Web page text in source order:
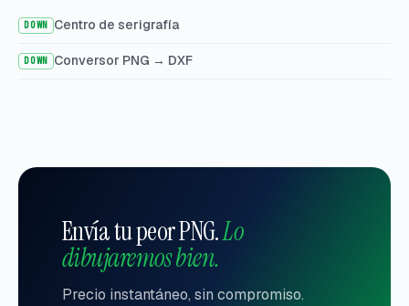
DOWN Centro de serigrafía
DOWN Conversor PNG → DXF
Envía tu peor PNG.Lo
dibujaremos bien.
Precio instantáneo, sin compromiso.